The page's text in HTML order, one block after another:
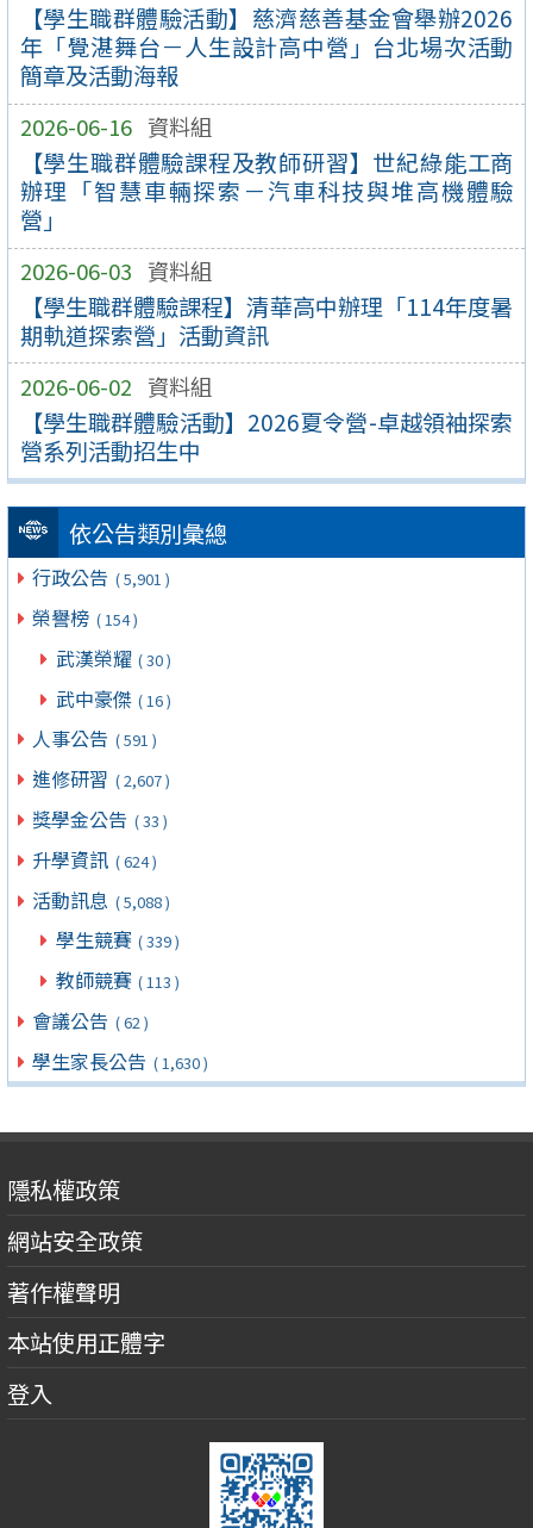
【學生職群體驗活動】慈濟慈善基金會舉辦2026
年「覺湛舞台－人生設計高中營」台北場次活動
簡章及活動海報
2026-06-16 資料組
【學生職群體驗課程及教師研習】世紀綠能工商
辦理「智慧車輛探索－汽車科技與堆高機體驗
營」
2026-06-03 資料組
【學生職群體驗課程】清華高中辦理「114年度暑
期軌道探索營」活動資訊
2026-06-02 資料組
【學生職群體驗活動】2026夏令營-卓越領袖探索
營系列活動招生中
依公告類別彙總
行政公告 ( 5,901 )
榮譽榜 ( 154 )
武漢榮耀 ( 30 )
武中豪傑 ( 16 )
人事公告 ( 591 )
進修研習 ( 2,607 )
獎學金公告 ( 33 )
升學資訊 ( 624 )
活動訊息 ( 5,088 )
學生競賽 ( 339 )
教師競賽 ( 113 )
會議公告 ( 62 )
學生家長公告 ( 1,630 )
隱私權政策
網站安全政策
著作權聲明
本站使用正體字
登入